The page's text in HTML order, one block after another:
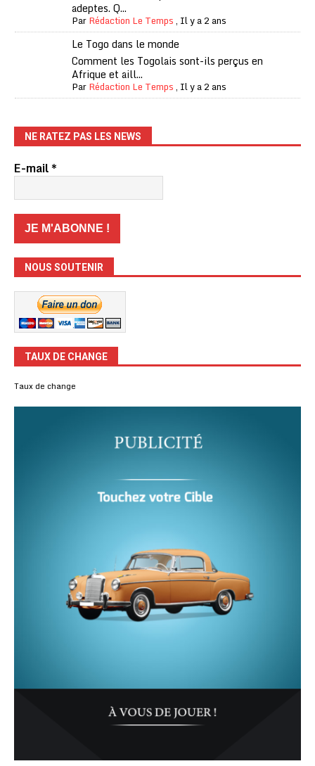
adeptes. Q...
ParRédaction Le Temps, Il y a 2 ans
Le Togo dans le monde
Comment les Togolais sont-ils perçus en
Afrique et aill...
ParRédaction Le Temps, Il y a 2 ans
NE RATEZ PAS LES NEWS
E-mail*
NOUS SOUTENIR
TAUX DE CHANGE
Taux de change